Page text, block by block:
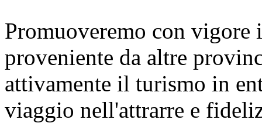
Promuoveremo con
proveniente da altre
attivamente il turismo in
viaggio nell'attrarre e